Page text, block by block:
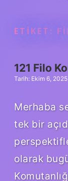
ETIKET:
121 Filo
Tarih: Ekim 6, 2025
Merhaba
tek bir
olarak